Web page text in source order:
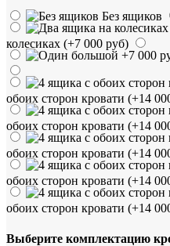
Без ящиков
колесиках (+7 000 руб)
обоих сторон кровати (+14
обоих сторон кровати (+14
обоих сторон кровати (+14
обоих сторон кровати (+14
обоих сторон кровати (+14
Выберите комплектацию